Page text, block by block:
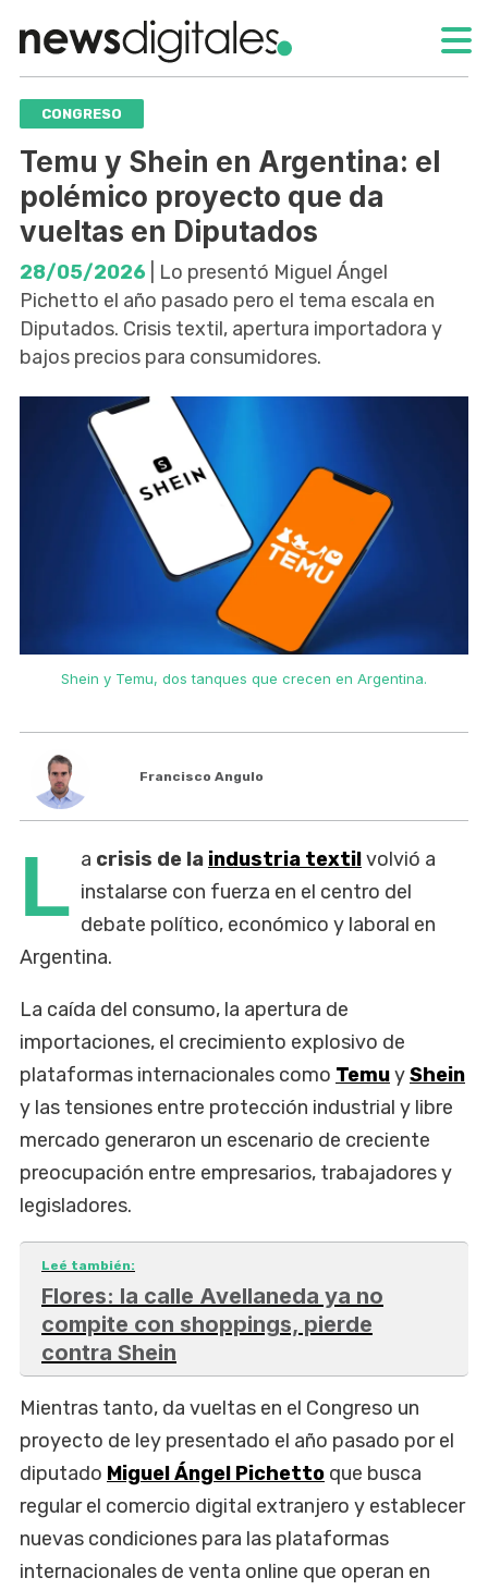
CONGRESO
Temu y Shein en Argentina: el
polémico proyecto que da
vueltas en Diputados
28/05/2026 | Lo presentó Miguel Ángel
Pichetto el año pasado pero el tema escala en
Diputados. Crisis textil, apertura importadora y
bajos precios para consumidores.
Shein y Temu, dos tanques que crecen en Argentina.
Francisco Angulo
L a crisis de la industria textilvolvió a
instalarse con fuerza en el centro del
debate político, económico y laboral en
Argentina.
La caída del consumo, la apertura de
importaciones, el crecimiento explosivo de
plataformas internacionales como TemuyShein
y las tensiones entre protección industrial y libre
mercado generaron un escenario de creciente
preocupación entre empresarios, trabajadores y
legisladores.
Leé también:
Flores: la calle Avellaneda ya no
compite con shoppings, pierde
contra Shein
Mientras tanto, da vueltas en el Congreso un
proyecto de ley presentado el año pasado por el
diputado Miguel Ángel Pichetto que busca
regular el comercio digital extranjero y establecer
nuevas condiciones para las plataformas
internacionales de venta online que operan en